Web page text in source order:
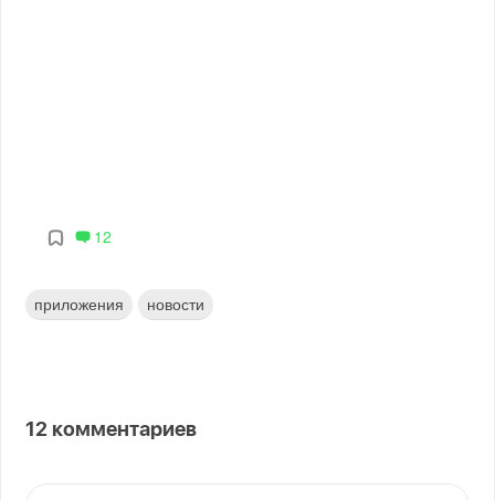
12
приложения новости
12 комментариев